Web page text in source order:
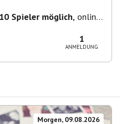
Spieler möglich, online
1
ANMELDUNG
Morgen, 09.08.2026